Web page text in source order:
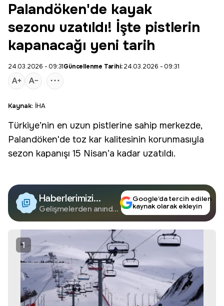
Palandöken'de kayak
sezonu uzatıldı! İşte pistlerin
kapanacağı yeni tarih
24.03.2026 - 09:31Güncellenme Tarihi:24.03.2026 - 09:31
Kaynak: İHA
Türkiye’nin en uzun pistlerine sahip merkezde,
Palandöken'de toz kar kalitesinin korunmasıyla
sezon kapanışı 15 Nisan’a kadar uzatıldı.
Haberlerimizi
Google'da Takip
Edin
Gelişmelerden anında
Google’da tercih edilen
kaynak olarak ekleyin
1